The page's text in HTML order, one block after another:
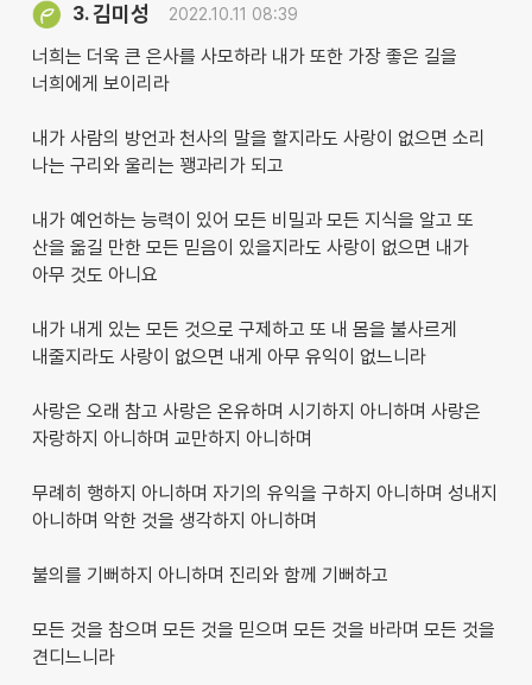
3.김미성 2022.10.11 08:39
너희는 더욱 큰 은사를 사모하라 내가 또한 가장 좋은 길을
너희에게 보이리라
내가 사람의 방언과 천사의 말을 할지라도 사랑이 없으면 소리
나는 구리와 울리는 꽹과리가 되고
내가 예언하는 능력이 있어 모든 비밀과 모든 지식을 알고 또
산을 옮길 만한 모든 믿음이 있을지라도 사랑이 없으면 내가
아무 것도 아니요
내가 내게 있는 모든 것으로 구제하고 또 내 몸을 불사르게
내줄지라도 사랑이 없으면 내게 아무 유익이 없느니라
사랑은 오래 참고 사랑은 온유하며 시기하지 아니하며 사랑은
자랑하지 아니하며 교만하지 아니하며
무례히 행하지 아니하며 자기의 유익을 구하지 아니하며 성내지
아니하며 악한 것을 생각하지 아니하며
불의를 기뻐하지 아니하며 진리와 함께 기뻐하고
모든 것을 참으며 모든 것을 믿으며 모든 것을 바라며 모든 것을
견디느니라